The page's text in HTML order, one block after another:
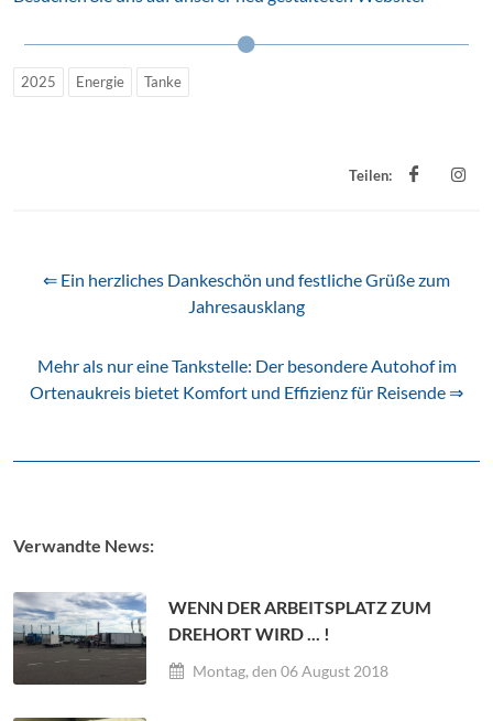
2025 Energie Tanke
Teilen:
⇐ Ein herzliches Dankeschön und festliche Grüße zum
Jahresausklang
Mehr als nur eine Tankstelle: Der besondere Autohof im
Ortenaukreis bietet Komfort und Effizienz für Reisende ⇒
Verwandte News:
WENN DER ARBEITSPLATZ ZUM
DREHORT WIRD ... !
Montag, den 06 August 2018